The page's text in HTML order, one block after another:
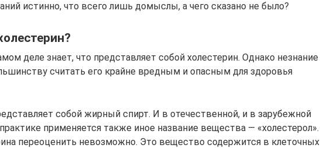
истинно, что всего лишь домыслы, а чего сказано не было?
деле знает, что представляет собой холестерин. Однако незнание
считать его крайне вредным и опасным для здоровья
собой жирный спирт. И в отечественной, и в зарубежной
применяется также иное название вещества — «холестерол».
переоценить невозможно. Это вещество содержится в клеточных